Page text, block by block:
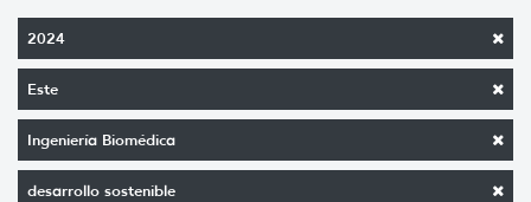
2024
Este
Ingeniería Biomédica
desarrollo sostenible